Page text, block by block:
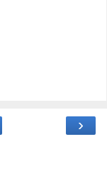
›